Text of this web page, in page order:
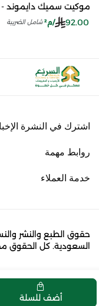
أضف للسلة
موكيت سميك دايموند - 529
92.00
/م² شامل الضريبة
اشترك في النشرة
روابط مهمة
خدمة العملاء
السعودية. كل الحقوق